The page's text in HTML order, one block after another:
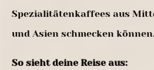
Spezialitätenkaffees aus
und Asien schmecken können.
So sieht deine Reise aus: